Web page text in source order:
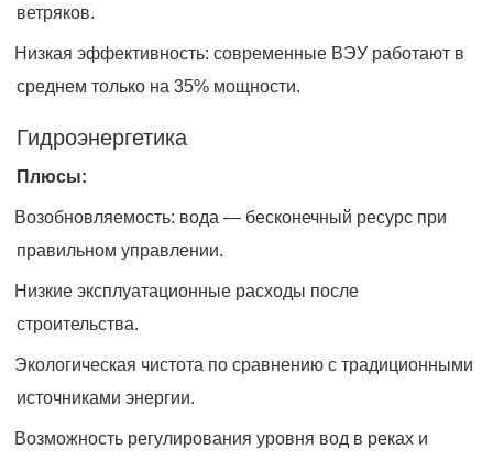
ветряков.
Низкая эффективность: современные ВЭУ работают в
среднем только на 35% мощности.
Гидроэнергетика
Плюсы:
Возобновляемость: вода — бесконечный ресурс при
правильном управлении.
Низкие эксплуатационные расходы после
строительства.
Экологическая чистота по сравнению с традиционными
источниками энергии.
Возможность регулирования уровня вод в реках и